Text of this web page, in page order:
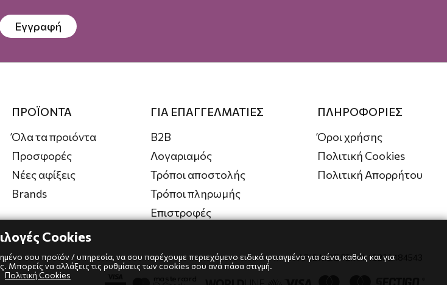
Εγγραφή
ΠΡΟΪΟΝΤΑ
Όλα τα προιόντα
Προσφορές
Νέες αφίξεις
Brands
ΓΙΑ ΕΠΑΓΓΕΛΜΑΤΙΕΣ
B2B
Λογαριαμός
Τρόποι αποστολής
Τρόποι πληρωμής
Επιστροφές
ΠΛΗΡΟΦΟΡΙΕΣ
Όροι χρήσης
Πολιτική Cookies
Πολιτική Απορρήτου
ΑΡΙΘΜΟΣ ΓΕΜΗ: 10239484543
Cookies
σου προϊόν / υπηρεσία, να σου παρέχουμε περιεχόμενο ειδικά φτιαγμένο για σένα, καθώς και για
Μπορείς να αλλάξεις τις ρυθμίσεις των cookies σου ανά πάσα στιγμή.
Πολιτική Cookies